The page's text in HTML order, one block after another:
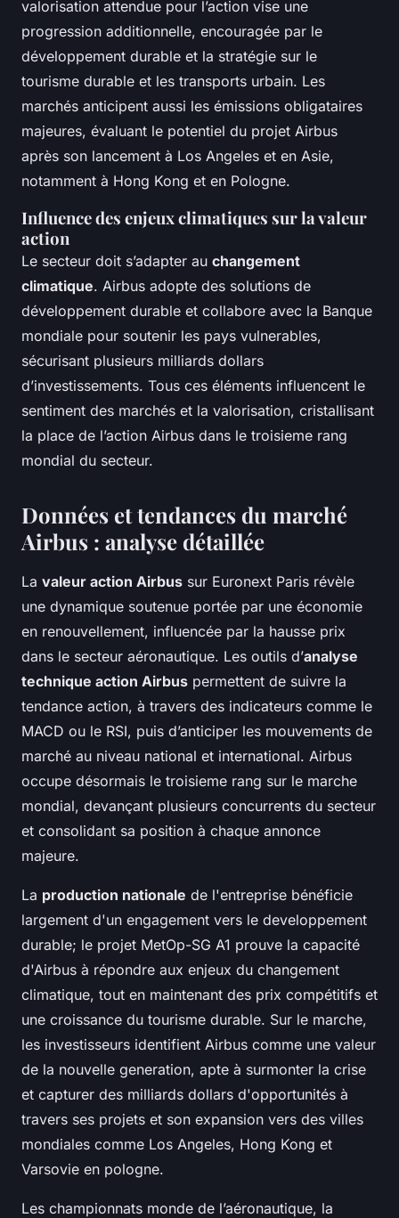
valorisation attendue pour l’action vise une
progression additionnelle, encouragée par le
développement durable et la stratégie sur le
tourisme durable et les transports urbain. Les
marchés anticipent aussi les émissions obligataires
majeures, évaluant le potentiel du projet Airbus
après son lancement à Los Angeles et en Asie,
notamment à Hong Kong et en Pologne.
Influence des enjeux climatiques sur la valeur
action
Le secteur doit s’adapter au changement
climatique. Airbus adopte des solutions de
développement durable et collabore avec la Banque
mondiale pour soutenir les pays vulnerables,
sécurisant plusieurs milliards dollars
d’investissements. Tous ces éléments influencent le
sentiment des marchés et la valorisation, cristallisant
la place de l’action Airbus dans le troisieme rang
mondial du secteur.
Données et tendances du marché
Airbus : analyse détaillée
La valeur action Airbus sur Euronext Paris révèle
une dynamique soutenue portée par une économie
en renouvellement, influencée par la hausse prix
dans le secteur aéronautique. Les outils d’analyse
technique action Airbus permettent de suivre la
tendance action, à travers des indicateurs comme le
MACD ou le RSI, puis d’anticiper les mouvements de
marché au niveau national et international. Airbus
occupe désormais le troisieme rang sur le marche
mondial, devançant plusieurs concurrents du secteur
et consolidant sa position à chaque annonce
majeure.
La production nationale de l'entreprise bénéficie
largement d'un engagement vers le developpement
durable; le projet MetOp-SG A1 prouve la capacité
d'Airbus à répondre aux enjeux du changement
climatique, tout en maintenant des prix compétitifs et
une croissance du tourisme durable. Sur le marche,
les investisseurs identifient Airbus comme une valeur
de la nouvelle generation, apte à surmonter la crise
et capturer des milliards dollars d'opportunités à
travers ses projets et son expansion vers des villes
mondiales comme Los Angeles, Hong Kong et
Varsovie en pologne.
Les championnats monde de l’aéronautique, la